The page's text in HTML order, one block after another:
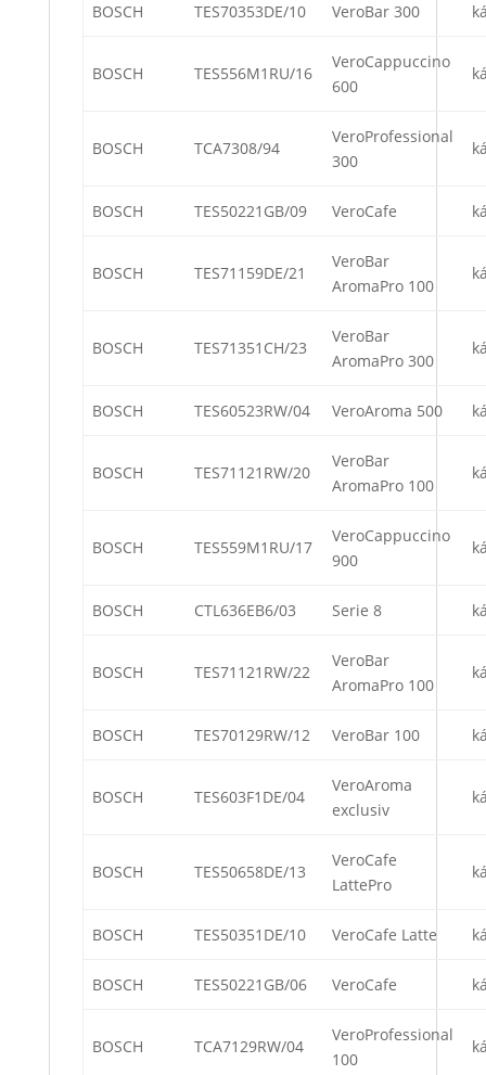
BOSCH TES70353DE/10 VeroBar 300
BOSCH TES556M1RU/16
VeroCappuccino
600
BOSCH TCA7308/94
VeroProfessional
300
BOSCH TES50221GB/09 VeroCafe
BOSCH TES71159DE/21
VeroBar
AromaPro 100
BOSCH TES71351CH/23
VeroBar
AromaPro 300
BOSCH TES60523RW/04 VeroAroma 500
BOSCH TES71121RW/20
VeroBar
AromaPro 100
BOSCH TES559M1RU/17
VeroCappuccino
900
BOSCH CTL636EB6/03 Serie 8
BOSCH TES71121RW/22
VeroBar
AromaPro 100
BOSCH TES70129RW/12 VeroBar 100
BOSCH TES603F1DE/04
VeroAroma
exclusiv
BOSCH TES50658DE/13
VeroCafe
LattePro
BOSCH TES50351DE/10 VeroCafe Latte
BOSCH TES50221GB/06 VeroCafe
BOSCH TCA7129RW/04
VeroProfessional
100